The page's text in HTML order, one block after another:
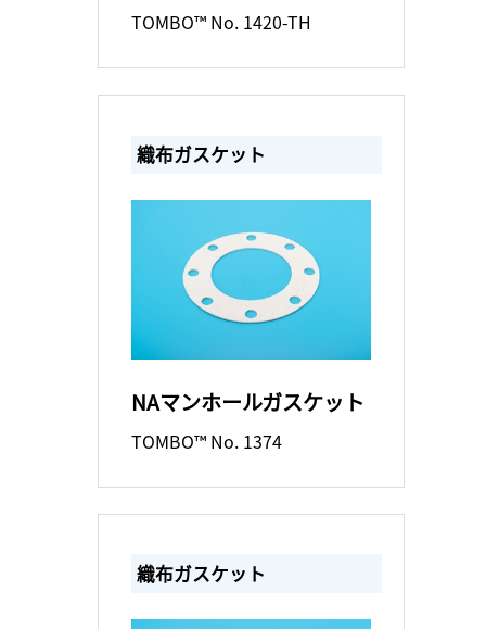
TOMBO™ No. 1420-TH
織布ガスケット
NAマンホールガスケット
TOMBO™ No. 1374
織布ガスケット